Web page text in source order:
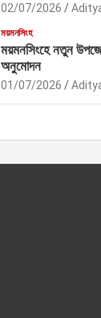
02/07/2026
ময়মনসিংহ
ময়মনসিংহে নতুন
অনুমোদন
01/07/2026